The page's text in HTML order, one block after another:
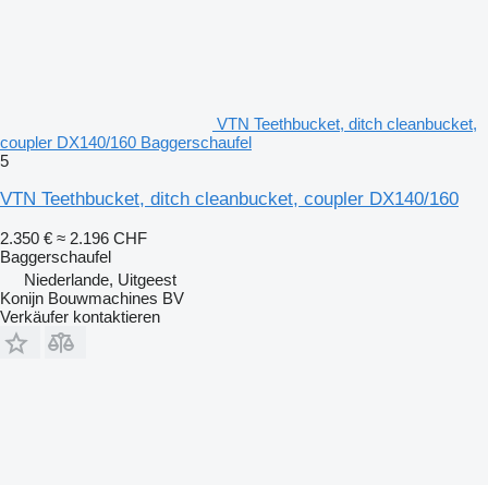
VTN Teethbucket, ditch cleanbucket,
coupler DX140/160 Baggerschaufel
5
VTN Teethbucket, ditch cleanbucket, coupler DX140/160
2.350 € ≈ 2.196 CHF
Baggerschaufel
Niederlande, Uitgeest
Konijn Bouwmachines BV
Verkäufer kontaktieren